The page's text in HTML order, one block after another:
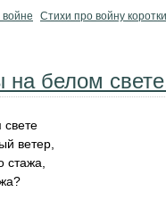
Стихи про войну
белом
ветер,
стажа,